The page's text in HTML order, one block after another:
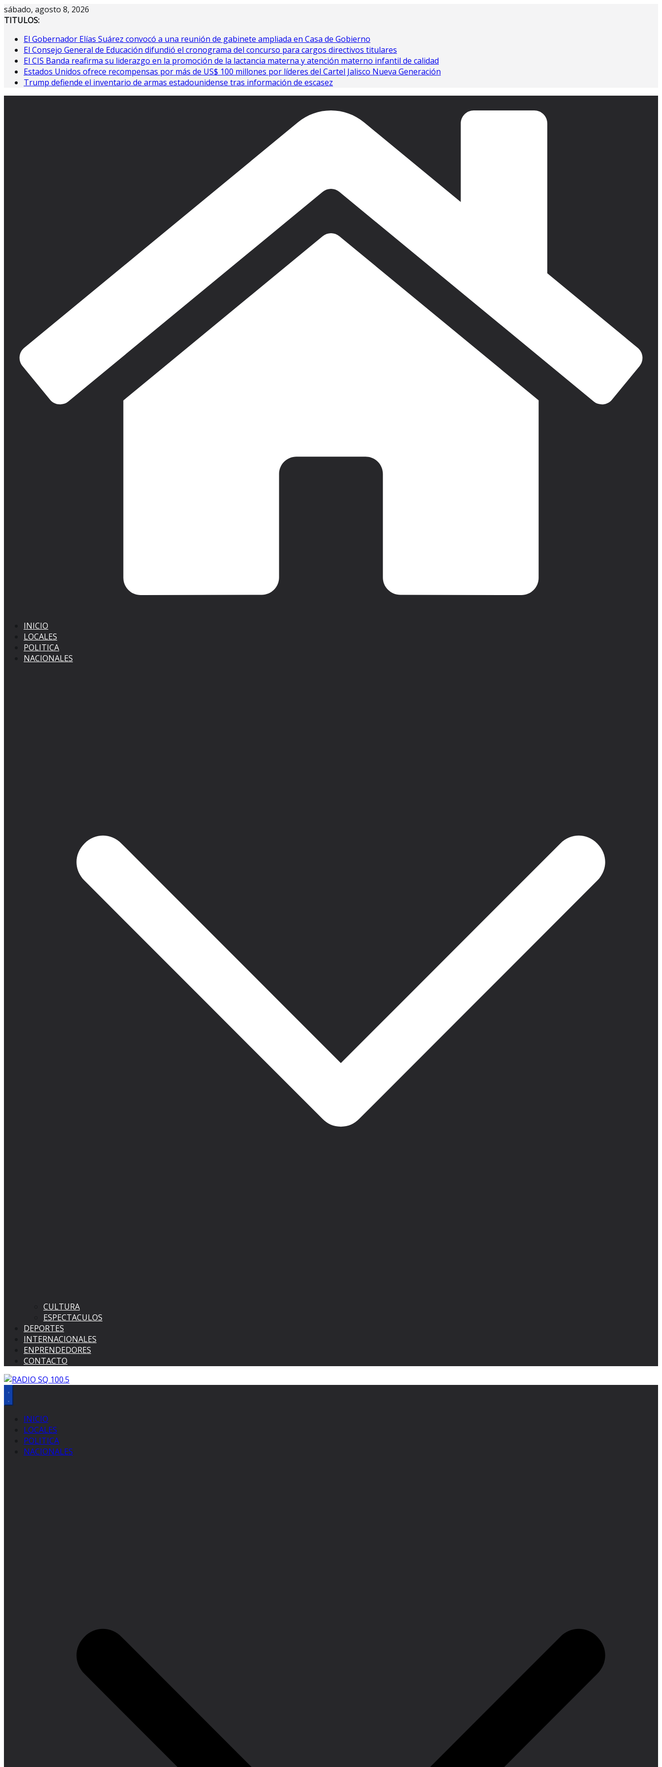
Saltar
al
sábado, agosto 8, 2026
TITULOS:
El Gobernador Elías Suárez convocó a una reunión de gabinete ampliada en Casa de Gobierno
El Consejo General de Educación difundió el cronograma del concurso para cargos directivos titulares
El CIS Banda reafirma su liderazgo en la promoción de la lactancia materna y atención materno infantil de calidad
Estados Unidos ofrece recompensas por más de US$ 100 millones por líderes del Cartel Jalisco Nueva Generación
Trump defiende el inventario de armas estadounidense tras información de escasez
INICIO
LOCALES
POLITICA
NACIONALES
CULTURA
ESPECTACULOS
DEPORTES
INTERNACIONALES
ENPRENDEDORES
CONTACTO
INICIO
LOCALES
POLITICA
NACIONALES